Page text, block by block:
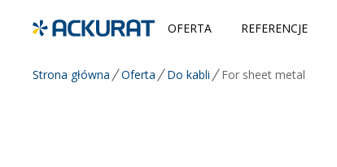
OFERTA REFERENCJE
Strona główna Oferta Do kabli For sheet metal